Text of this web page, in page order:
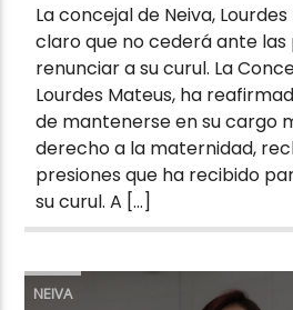
La concejal de Neiva,
claro que no cederá ante
renunciar a su curul. La
Lourdes Mateus, ha
de mantenerse en su cargo
derecho a la maternidad,
presiones que ha recibido
su curul. A […]
NEIVA